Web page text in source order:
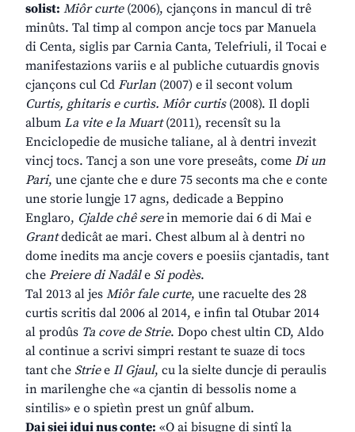
solist: Miôr curte(2006), cjançons in mancul di trê
minûts. Tal timp al compon ancje tocs par Manuela
di Centa, siglis par Carnia Canta, Telefriuli, il Tocai e
manifestazions variis e al publiche cutuardis gnovis
cjançons cul Cd Furlan (2007) e il secont volum
Curtis, ghitaris e curtìs. Miôr curtis(2008). Il dopli
album La vite e la Muart(2011), recensît su la
Enciclopedie de musiche taliane, al à dentri invezit
vincj tocs. Tancj a son une vore preseâts, come Di un
Pari, une cjante che e dure 75 seconts ma che e conte
une storie lungje 17 agns, dedicade a Beppino
Englaro, Cjalde chê serein memorie dai 6 di Mai e
Grantdedicât ae mari. Chest album al à dentri no
dome inedits ma ancje covers e poesiis cjantadis, tant
che Preiere di Nadâle Si podès.
Tal 2013 al jes Miôr fale curte, une racuelte des 28
curtis scritis dal 2006 al 2014, e infin tal Otubar 2014
al prodûs Ta cove de Strie. Dopo chest ultin CD, Aldo
al continue a scrivi simpri restant te suaze di tocs
tant che Striee Il Gjaul, cu la sielte duncje di peraulis
in marilenghe che «a cjantin di bessolis nome a
sintilis» e o spietìn prest un gnûf album.
Dai siei idui nus conte: «O ai bisugne di sintî la